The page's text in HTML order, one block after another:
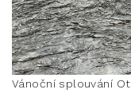
Vánoční splouvání